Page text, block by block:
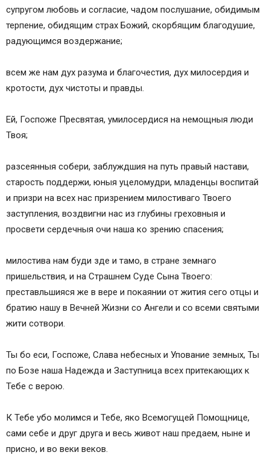
супругом любовь и согласие, чадом послушание, обидимым
терпение, обидящим страх Божий, скорбящим благодушие,
радующимся воздержание;
всем же нам дух разума и благочестия, дух милосердия и
кротости, дух чистоты и правды.
Ей, Госпоже Пресвятая, умилосердися на немощныя люди
Твоя;
разсеянныя собери, заблуждшия на путь правый настави,
старость поддержи, юныя уцеломудри, младенцы воспитай
и призри на всех нас призрением милостиваго Твоего
заступления, воздвигни нас из глубины греховныя и
просвети сердечныя очи наша ко зрению спасения;
милостива нам буди зде и тамо, в стране земнаго
пришельствия, и на Страшнем Суде Сына Твоего:
преставльшияся же в вере и покаянии от жития сего отцы и
братию нашу в Вечней Жизни со Ангели и со всеми святыми
жити сотвори.
Ты бо еси, Госпоже, Слава небесных и Упование земных, Ты
по Бозе наша Надежда и Заступница всех притекающих к
Тебе с верою.
К Тебе убо молимся и Тебе, яко Всемогущей Помощнице,
сами себе и друг друга и весь живот наш предаем, ныне и
присно, и во веки веков.